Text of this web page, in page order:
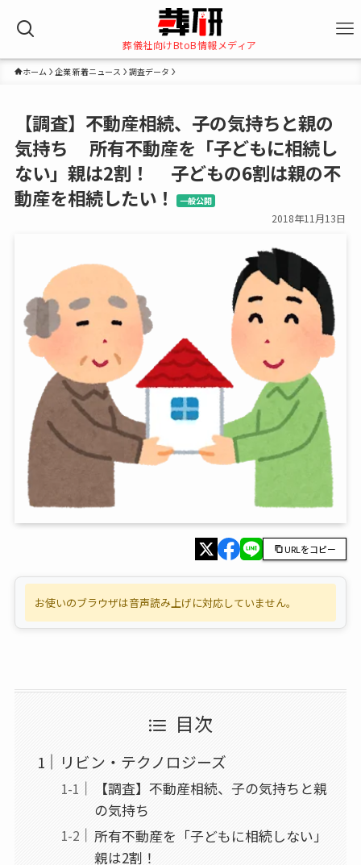
葬儀社向けBtoB情報メディア
ホーム 企業 新着ニュース 調査データ
【調査】不動産相続、子の気持ちと親の
気持ち 所有不動産を「子どもに相続し
ない」親は2割！ 子どもの6割は親の不
動産を相続したい！
一般公開
2018年11月13日
URLをコピー
お使いのブラウザは音声読み上げに対応していません。
目次
リビン・テクノロジーズ
【調査】不動産相続、子の気持ちと親
の気持ち
所有不動産を「子どもに相続しない」
親は2割！